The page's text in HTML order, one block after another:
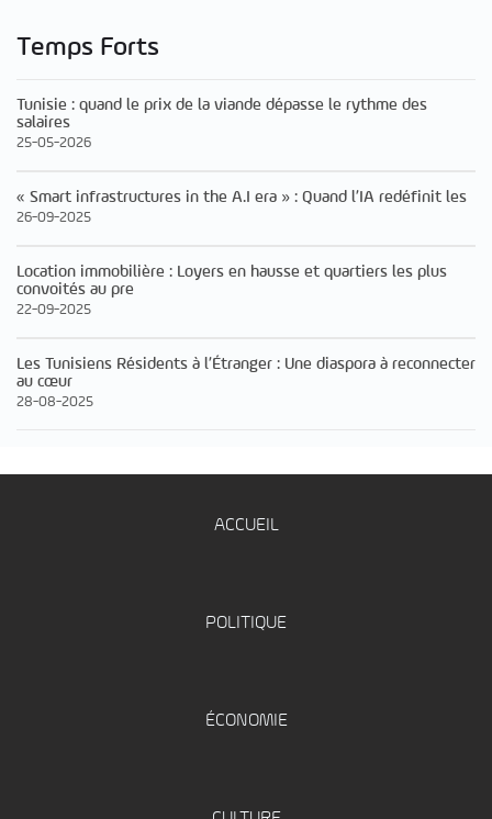
Temps Forts
Tunisie : quand le prix de la viande dépasse le rythme des
salaires
25-05-2026
« Smart infrastructures in the A.I era » : Quand l’IA redéfinit les
26-09-2025
Location immobilière : Loyers en hausse et quartiers les plus
convoités au pre
22-09-2025
Les Tunisiens Résidents à l’Étranger : Une diaspora à reconnecter
au cœur
28-08-2025
ACCUEIL
POLITIQUE
ÉCONOMIE